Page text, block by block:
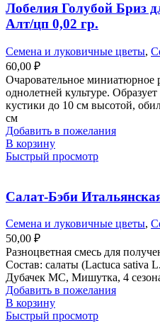
Лобелия Голубой Бриз
Алт/цп 0,02 гр.
Семена и луковичные цветы,
60,00 ₽
Очаровательное миниатюрное
однолетней культуре.
кустики до 10 см высотой,
см
Добавить в пожелания
В корзину
Быстрый просмотр
Салат-Бэби
Семена и луковичные цветы,
50,00 ₽
Разноцветная смесь для
Состав: салаты (Lactuca sativa
Дубачек МС, Мишутка, 4
Добавить в пожелания
В корзину
Быстрый просмотр